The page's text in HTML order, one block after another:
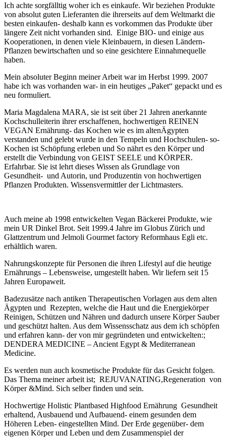
Ich achte sorgfälltig woher ich es einkaufe. Wir beziehen Produkte
von absolut guten Lieferanten die ihrerseits auf dem Weltmarkt die
besten einkaufen- deshalb kann es vorkommen das Produkte über
längere Zeit nicht vorhanden sind. Einige BIO- und einige aus
Kooperationen, in denen viele Kleinbauern, in diesen Ländern-
Pflanzen bewirtschaften und so eine gesichtere Einnahmequelle
haben.
Mein absoluter Beginn meiner Arbeit war im Herbst 1999. 2007
habe ich was vorhanden war- in ein heutiges „Paket“ gepackt und es
neu formuliert.
Maria Magdalena MARA, sie ist seit über 21 Jahren anerkannte
Kochschulleiterin ihrer erschaffenen, hochwertigen REINEN
VEGAN Ernährung- das Kochen wie es im altenÄgypten
verstanden und gelebt wurde in den Tempeln und Hochschulen- so-
Kochen ist Schöpfung erleben und So nährt es den Körper und
erstellt die Verbindung von GEIST SEELE und KÖRPER.
Erfahrbar. Sie ist lehrt dieses Wissen als Grundlage von
Gesundheit- und Autorin, und Produzentin von hochwertigen
Pflanzen Produkten. Wissensvermittler der Lichtmasters.
Auch meine ab 1998 entwickelten Vegan Bäckerei Produkte, wie
mein UR Dinkel Brot. Seit 1999.4 Jahre im Globus Zürich und
Glattzentrum und Jelmoli Gourmet factory Reformhaus Egli etc.
erhältlich waren.
Nahrungskonzepte für Personen die ihren Lifestyl auf die heutige
Ernährungs – Lebensweise, umgestellt haben. Wir liefern seit 15
Jahren Europaweit.
Badezusätze nach antiken Therapeutischen Vorlagen aus dem alten
Ägypten und Rezepten, welche die Haut und die Energiekörper
Reinigen, Schützen und Nähren und dadurch unsere Körper Sauber
und geschützt halten. Aus dem Wissensschatz aus dem ich schöpfen
und erfahren kann- der von mir gegründeten und entwickelten:;
DENDERA MEDICINE – Ancient Egypt & Mediterranean
Medicine.
Es werden nun auch kosmetische Produkte für das Gesicht folgen.
Das Thema meiner arbeit ist; REJUVANATING,Regeneration von
Körper &Mind. Sich selber finden und sein.
Hochwertige Holistic Plantbased Highfood Ernährung Gesundheit
erhaltend, Ausbauend und Aufbauend- einem gesunden dem
Höheren Leben- eingestellten Mind. Der Erde gegenüber- dem
eigenen Körper und Leben und dem Zusammenspiel der